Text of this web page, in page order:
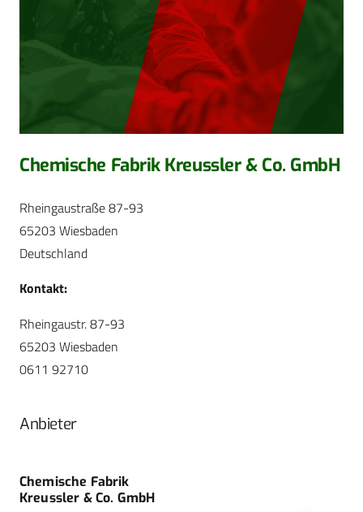
Chemische Fabrik Kreussler & Co. GmbH
Rheingaustraße 87-93
65203 Wiesbaden
Deutschland
Kontakt:
Rheingaustr. 87-93
65203 Wiesbaden
0611 92710
Anbieter
Chemische Fabrik
Kreussler & Co. GmbH